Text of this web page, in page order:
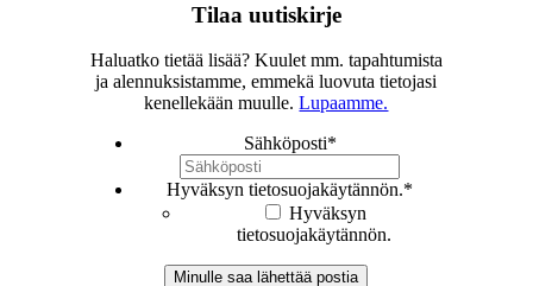
Tilaa uutiskirje
Haluatko tietää lisää? Kuulet mm. tapahtumista
ja alennuksistamme, emmekä luovuta tietojasi
kenellekään muulle.Lupaamme.
Sähköposti*
Hyväksyn tietosuojakäytännön.*
Hyväksyn
tietosuojakäytännön.